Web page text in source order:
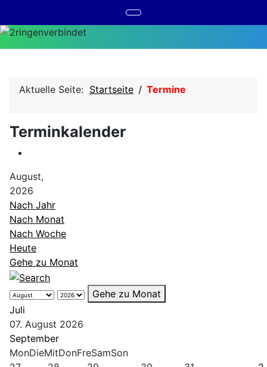
Aktuelle Seite: Startseite Termine
Terminkalender
August,
2026
Nach Jahr
Nach Monat
Nach Woche
Heute
Gehe zu Monat
Gehe zu Monat
Juli
07. August 2026
September
MonDieMitDonFreSamSon